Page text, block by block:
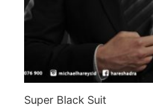
Super Black Suit